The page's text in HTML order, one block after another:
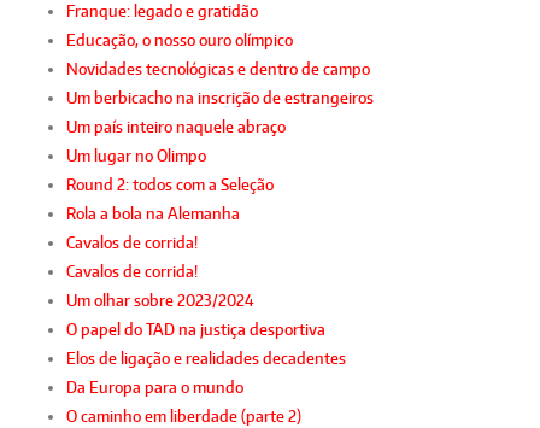
Franque: legado e gratidão
Educação, o nosso ouro olímpico
Novidades tecnológicas e dentro de campo
Um berbicacho na inscrição de estrangeiros
Um país inteiro naquele abraço
Um lugar no Olimpo
Round 2: todos com a Seleção
Rola a bola na Alemanha
Cavalos de corrida!
Cavalos de corrida!
Um olhar sobre 2023/2024
O papel do TAD na justiça desportiva
Elos de ligação e realidades decadentes
Da Europa para o mundo
O caminho em liberdade (parte 2)